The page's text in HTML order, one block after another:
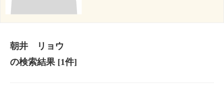
朝井 リョウ
の検索結果[1件]